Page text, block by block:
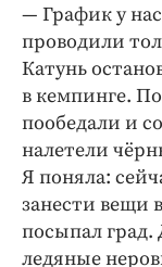
— График у
проводили
Катунь
в кемпинге.
пообедали и
налетели
Я поняла:
занести вещи
посыпал град.
ледяные